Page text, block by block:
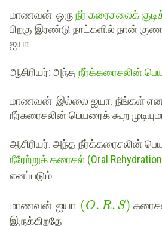
மாணவன்: ஒருநீர் கரைசலைக்
பிறகு இரண்டு நாட்களில் நான்
ஐயா.
ஆசிரியர்: அந்த நீர்க்கரைசலின்
மாணவன்: இல்லை ஐயா. நீங்கள்
நீர்கரைசலின் பெயரைக் கூற
ஆசிரியர்: அந்த நீர்க்கரைசலின்
நீரேற்றுக் கரைசல் (Oral
எனப்படும்.
மாணவன்: ஐயா! (O. R. S)
இருக்கிறதே!